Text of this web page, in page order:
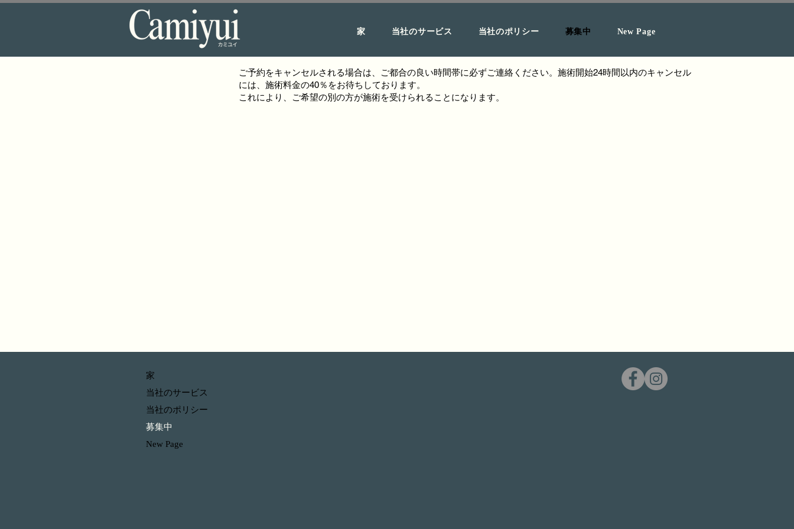
家 当社のサービス 当社のポリシー 募集中 New Page
ご予約をキャンセルされる場合は、ご都合の良い時間帯に必ずご連絡ください。施術開始24時間以内のキャンセル
には、施術料金の40％をお待ちしております。
これにより、ご希望の別の方が施術を受けられることになります。
家
当社のサービス
当社のポリシー
募集中
New Page